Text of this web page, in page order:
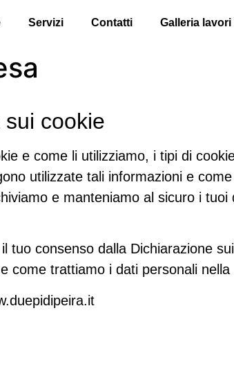
Servizi Contatti Galleria lavori
cookie
e come li utilizziamo, i tipi di
utilizzate tali informazioni e
e manteniamo al sicuro i
tuo consenso dalla Dichiarazione
come trattiamo i dati personali